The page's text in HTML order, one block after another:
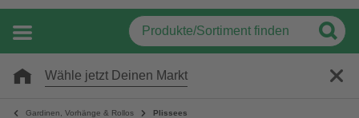
Wähle jetzt Deinen Markt
Gardinen, Vorhänge & Rollos Plissees